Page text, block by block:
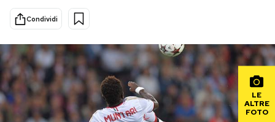
Scienza
Economia
Sport
Altrecose
Mondiali calcio 2026
Condividi
LE
ALTRE
FOTO